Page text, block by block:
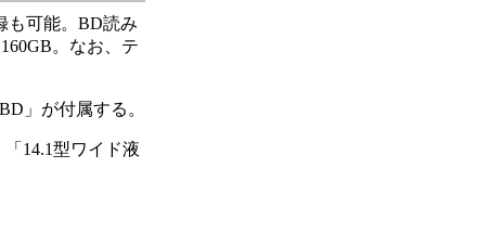
も可能。BD読み
。なお、テ
」が付属する。
14.1型ワイド液